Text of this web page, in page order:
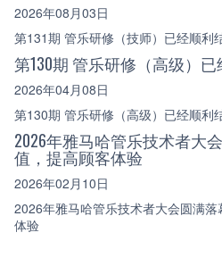
2026年08月03日
第131期 管乐研修（技师）已经顺利
第130期 管乐研修（高级）
2026年04月08日
第130期 管乐研修（高级）已经顺利
2026年雅马哈管乐技术者大
值，提高顾客体验
2026年02月10日
2026年雅马哈管乐技术者大会圆满
体验